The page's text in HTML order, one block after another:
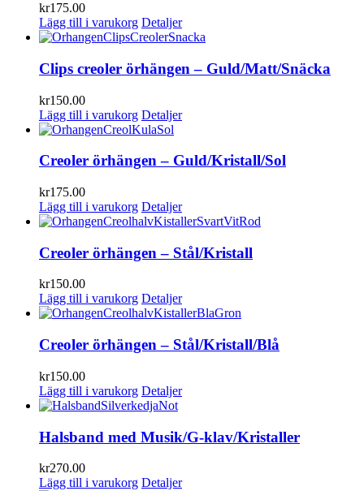
kr175.00
Lägg till i varukorg Detaljer
Clips creoler örhängen – Guld/Matt/Snäcka
kr150.00
Lägg till i varukorg Detaljer
Creoler örhängen – Guld/Kristall/Sol
kr175.00
Lägg till i varukorg Detaljer
Creoler örhängen – Stål/Kristall
kr150.00
Lägg till i varukorg Detaljer
Creoler örhängen – Stål/Kristall/Blå
kr150.00
Lägg till i varukorg Detaljer
Halsband med Musik/G-klav/Kristaller
kr270.00
Lägg till i varukorg Detaljer